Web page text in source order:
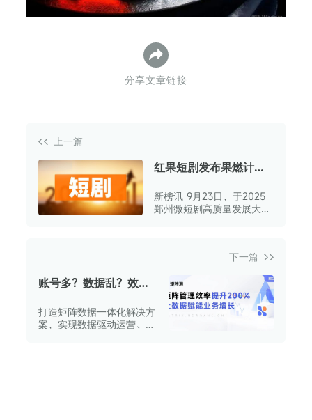
分享文章链接
上一篇
红果短剧发布果燃计划
新榜讯 9月23日，于2025
郑州微短剧高质量发展大会
播出精品短剧内容。下一篇
账号多？数据乱？效果
筹方案，管理效率提升
200%
打造矩阵数据一体化解决方
案，实现数据驱动运营、效